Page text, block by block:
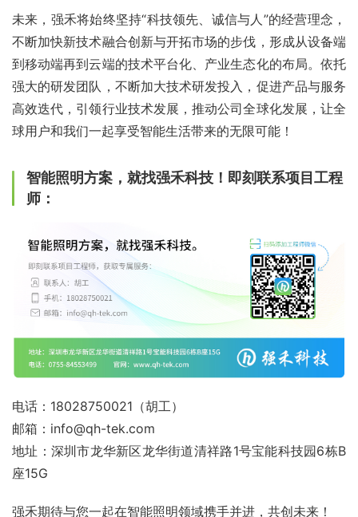
未来，强禾将始终坚持“科技领先、诚信与人”的经营理念，
不断加快新技术融合创新与开拓市场的步伐，形成从设备端
到移动端再到云端的技术平台化、产业生态化的布局。依托
强大的研发团队，不断加大技术研发投入，促进产品与服务
高效迭代，引领行业技术发展，推动公司全球化发展，让全
球用户和我们一起享受智能生活带来的无限可能！
智能照明方案，就找强禾科技！即刻联系项目工程
师：
电话：18028750021（胡工）
邮箱：info@qh-tek.com
地址：深圳市龙华新区龙华街道清祥路1号宝能科技园6栋B
座15G
强禾期待与您一起在智能照明领域携手并进，共创未来！